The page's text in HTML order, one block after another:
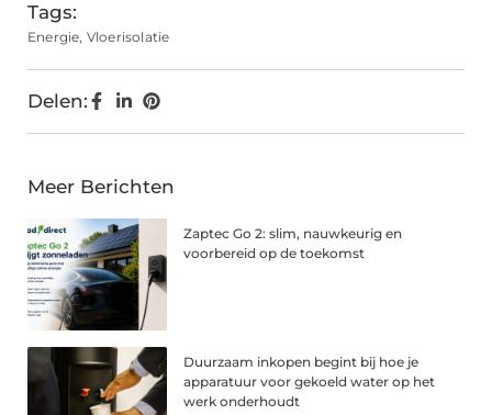
Tags:
Energie, Vloerisolatie
Delen:
Meer Berichten
Zaptec Go 2: slim, nauwkeurig en
voorbereid op de toekomst
Duurzaam inkopen begint bij hoe je
apparatuur voor gekoeld water op het
werk onderhoudt